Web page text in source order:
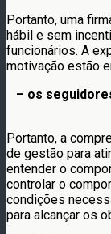
Portanto, uma
hábil e sem
funcionários. A
motivação estão
– os
Portanto, a
de gestão para
entender o
controlar o
condições
para alcançar os